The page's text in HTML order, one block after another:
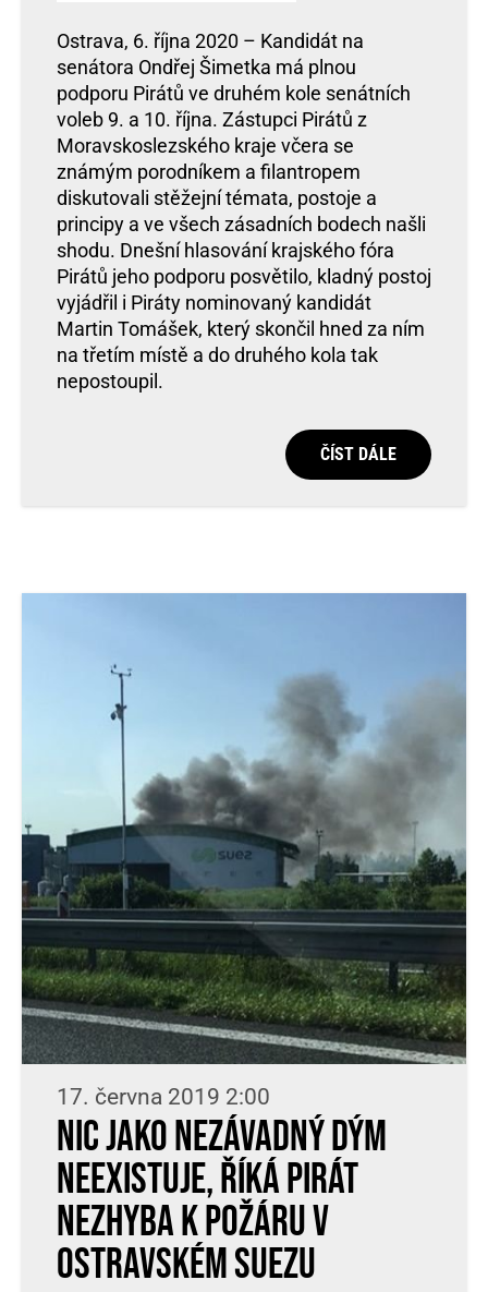
Ostrava, 6. října 2020 – Kandidát na
senátora Ondřej Šimetka má plnou
podporu Pirátů ve druhém kole senátních
voleb 9. a 10. října. Zástupci Pirátů z
Moravskoslezského kraje včera se
známým porodníkem a filantropem
diskutovali stěžejní témata, postoje a
principy a ve všech zásadních bodech našli
shodu. Dnešní hlasování krajského fóra
Pirátů jeho podporu posvětilo, kladný postoj
vyjádřil i Piráty nominovaný kandidát
Martin Tomášek, který skončil hned za ním
na třetím místě a do druhého kola tak
nepostoupil.
ČÍST DÁLE
17. června 2019 2:00
Nic jako nezávadný dým
neexistuje, říká Pirát
Nezhyba k požáru v
ostravském SUEZu